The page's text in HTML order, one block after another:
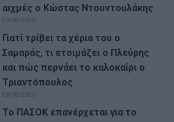
αιχμές ο Κώστας Ντουντουλάκης
09/08/2026
Γιατί τρίβει τα χέρια του ο
Σαμαράς, τι ετοιμάζει ο Πλεύρης
και πώς περνάει το καλοκαίρι ο
Τριαντόπουλος
09/08/2026
Το ΠΑΣΟΚ επανέρχεται για το